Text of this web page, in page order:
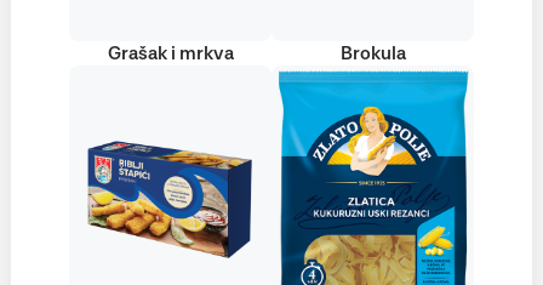
Grašak i mrkva Brokula